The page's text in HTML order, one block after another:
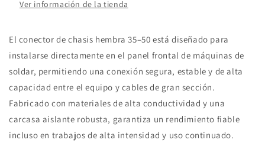
Ver información de la tienda
El conector de chasis hembra 35–50 está diseñado para
instalarse directamente en el panel frontal de máquinas de
soldar, permitiendo una conexión segura, estable y de alta
capacidad entre el equipo y cables de gran sección.
Fabricado con materiales de alta conductividad y una
carcasa aislante robusta, garantiza un rendimiento fiable
incluso en trabajos de alta intensidad y uso continuado.